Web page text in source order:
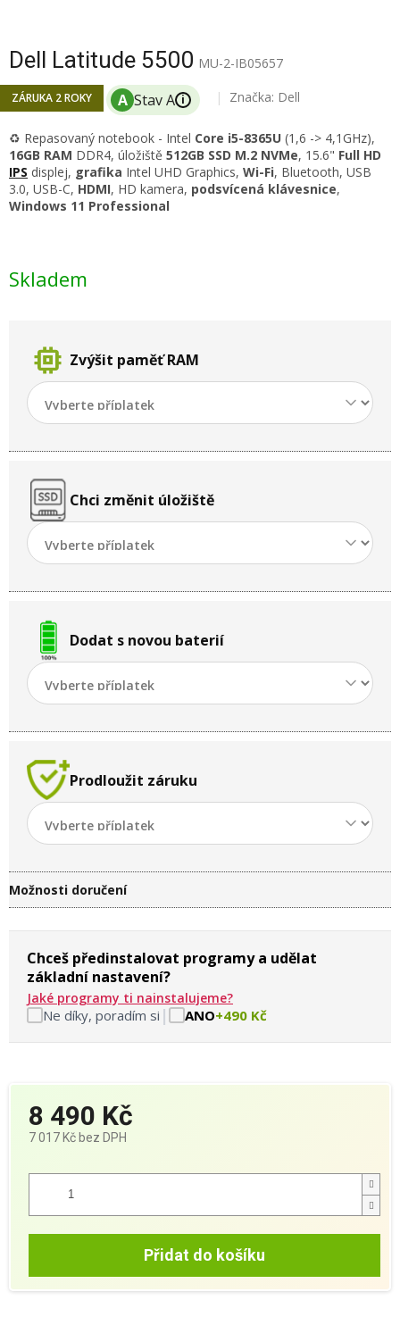
Dell Latitude 5500 MU-2-IB05657
ZÁRUKA 2 ROKY i Značka: Dell
♻️ Repasovaný notebook - Intel Core i5-8365U (1,6 -> 4,1GHz),
16GB RAM DDR4, úložiště 512GB SSD M.2 NVMe, 15.6" Full HD
IPS displej, grafika Intel UHD Graphics, Wi-Fi, Bluetooth, USB
3.0, USB-C, HDMI, HD kamera, podsvícená klávesnice,
Windows 11 Professional
Skladem
memory Zvýšit paměť RAM
Chci změnit úložiště
Dodat s novou baterií
Prodloužit záruku
Chceš předinstalovat programy a udělat
základní nastavení?
Jaké programy ti nainstalujeme?
Ne díky, poradím si | ANO+490 Kč
Možnosti doručení
8 490 Kč
7 017 Kč bez DPH
Přidat do košíku